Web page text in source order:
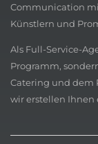
Communication
Künstlern und
Als Full-Service-
Programm,
Catering und dem
wir erstellen Ihnen